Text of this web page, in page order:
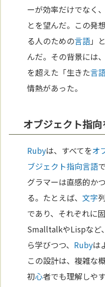
ーが効率だけでなく
とを望んだ。この発
る人のための言語」
んだ。その背景には
を超えた「生きた言
情熱があった。
オブジェクト指向
Rubyは、すべてをオ
ブジェクト指向言語
グラマーは直感的か
る。たとえば、文字
であり、それぞれに
SmalltalkやLispなど、
ら学びつつ、 Rubyは
この設計は、複雑な
初心者でも理解しや